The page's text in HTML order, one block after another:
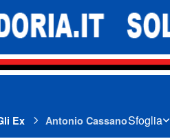
Ex Antonio CassanoSfoglia